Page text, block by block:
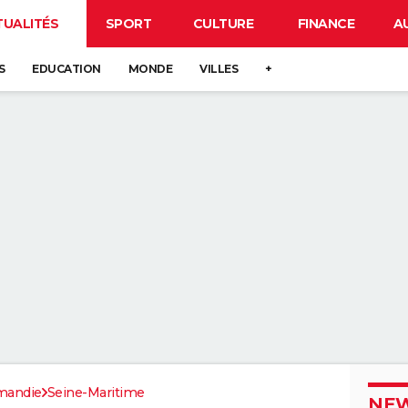
SPORT CULTURE FINANCE
EDUCATION MONDE VILLES +
Seine-Maritime